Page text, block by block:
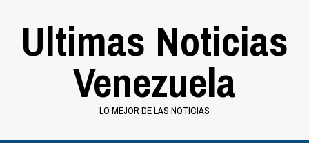
Ultimas Noticias
Venezuela
LO MEJOR DE LAS NOTICIAS